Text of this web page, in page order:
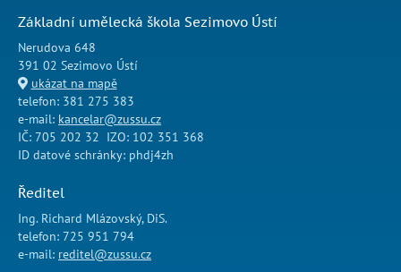
Základní umělecká škola Sezimovo Ústí
Nerudova 648
391 02 Sezimovo Ústí
ukázat na mapě
telefon: 381 275 383
e-mail: kancelar@zussu.cz
IČ: 705 202 32 IZO: 102 351 368
ID datové schránky: phdj4zh
Ředitel
Ing. Richard Mlázovský, DiS.
telefon: 725 951 794
e-mail: reditel@zussu.cz